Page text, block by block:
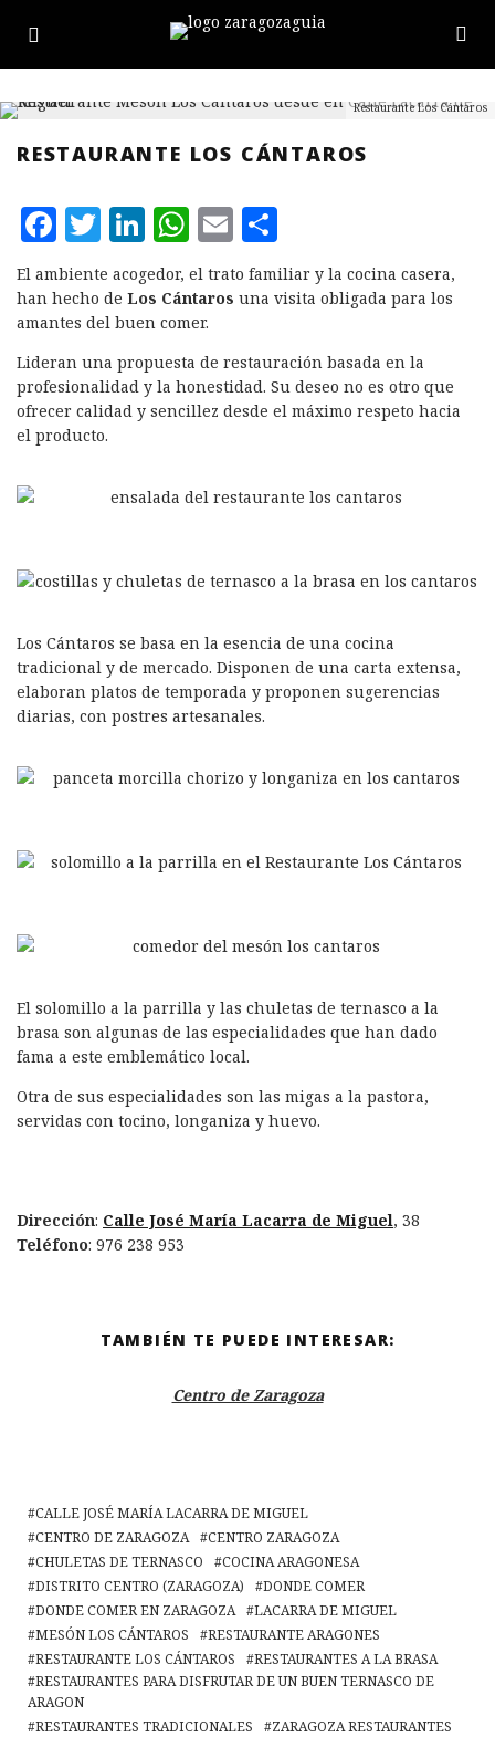
Restaurante Los Cántaros
RESTAURANTE LOS CÁNTAROS
F
a
c
e
b
o
o
T
w
it
te
r
L
i
n
k
e
d
W
h
at
s
A
p
E
m
ai
o
m
a
rt
El ambiente acogedor, el trato familiar y la cocina casera,
han hecho de Los Cántaros una visita obligada para los
amantes del buen comer.
Lideran una propuesta de restauración basada en la
profesionalidad y la honestidad. Su deseo no es otro que
ofrecer calidad y sencillez desde el máximo respeto hacia
el producto.
Los Cántaros se basa en la esencia de una cocina
tradicional y de mercado. Disponen de una carta extensa,
elaboran platos de temporada y proponen sugerencias
diarias, con postres artesanales.
El solomillo a la parrilla y las chuletas de ternasco a la
brasa son algunas de las especialidades que han dado
fama a este emblemático local.
Otra de sus especialidades son las migas a la pastora,
servidas con tocino, longaniza y huevo.
Dirección: Calle José María Lacarra de Miguel, 38
Teléfono: 976 238 953
TAMBIÉN TE PUEDE INTERESAR:
Centro de Zaragoza
CALLE JOSÉ MARÍA LACARRA DE MIGUEL
CENTRO DE ZARAGOZA
CENTRO ZARAGOZA
CHULETAS DE TERNASCO
COCINA ARAGONESA
DISTRITO CENTRO (ZARAGOZA)
DONDE COMER
DONDE COMER EN ZARAGOZA
LACARRA DE MIGUEL
MESÓN LOS CÁNTAROS
RESTAURANTE ARAGONES
RESTAURANTE LOS CÁNTAROS
RESTAURANTES A LA BRASA
RESTAURANTES PARA DISFRUTAR DE UN BUEN TERNASCO DE
ARAGON
RESTAURANTES TRADICIONALES
ZARAGOZA RESTAURANTES